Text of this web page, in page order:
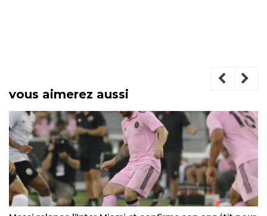
vous aimerez aussi